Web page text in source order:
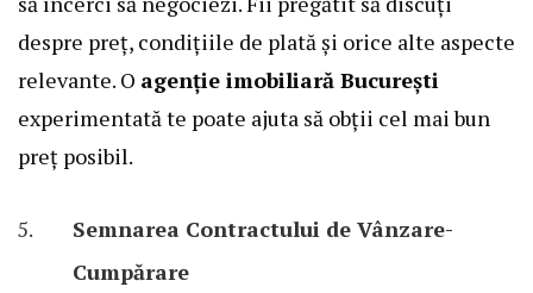
despre preț, condițiile de plată și orice alte aspecte
relevante. O agenție imobiliară București
experimentată te poate ajuta să obții cel mai bun
preț posibil.
Semnarea Contractului de Vânzare-
Cumpărare